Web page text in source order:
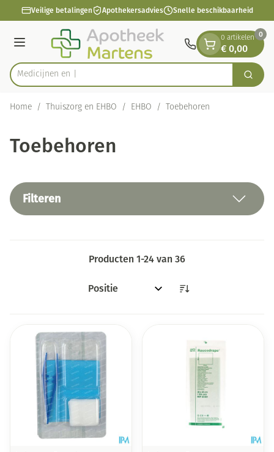
Ga naar de inhoud
1 van 1Veilige betalingen Apothekersadvies Snelle beschikbaarheid
Menu
Product, merk, categorie... Zoek
0 artikelen
€ 0,00
0
Home / Thuiszorg en EHBO / EHBO / Toebehoren
Toebehoren
Filteren
Producten 1-24 van 36
Sorteer op: